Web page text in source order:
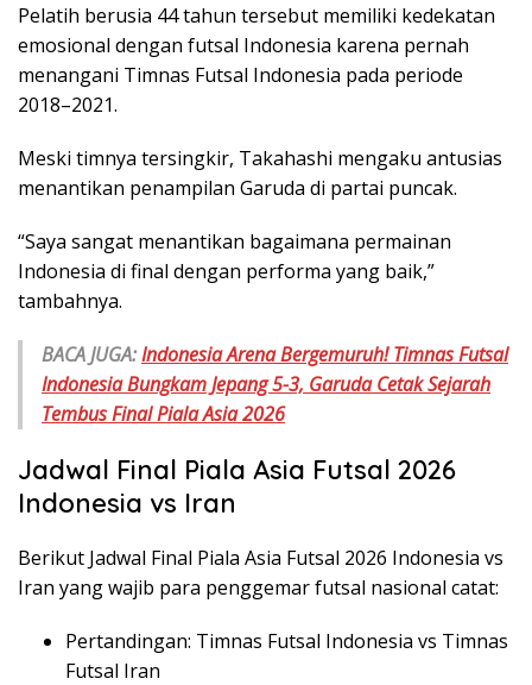
Pelatih berusia 44 tahun tersebut memiliki kedekatan
emosional dengan futsal Indonesia karena pernah
menangani Timnas Futsal Indonesia pada periode
2018–2021.
Meski timnya tersingkir, Takahashi mengaku antusias
menantikan penampilan Garuda di partai puncak.
“Saya sangat menantikan bagaimana permainan
Indonesia di final dengan performa yang baik,”
tambahnya.
BACA JUGA:Indonesia Arena Bergemuruh! Timnas Futsal
Indonesia Bungkam Jepang 5-3, Garuda Cetak Sejarah
Tembus Final Piala Asia 2026
Jadwal Final Piala Asia Futsal 2026
Indonesia vs Iran
Berikut Jadwal Final Piala Asia Futsal 2026 Indonesia vs
Iran yang wajib para penggemar futsal nasional catat:
Pertandingan: Timnas Futsal Indonesia vs Timnas
Futsal Iran